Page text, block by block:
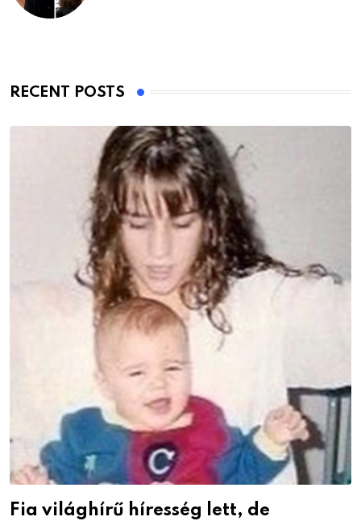
RECENT POSTS
Fia világhírű híresség lett, de